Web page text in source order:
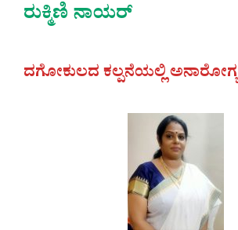
ರುಕ್ಮಿಣಿ ನಾಯರ್
ದಗೋಕುಲದ ಕಲ್ಪನೆಯಲ್ಲಿ